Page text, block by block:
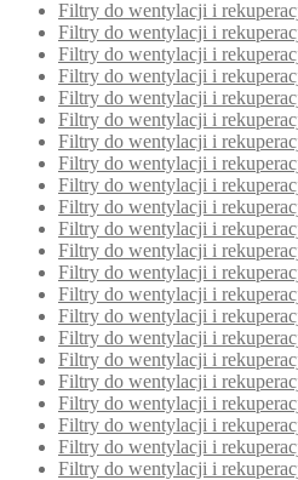
Filtry do wentylacji i
Filtry do wentylacji i
Filtry do wentylacji i
Filtry do wentylacji i
Filtry do wentylacji i
Filtry do wentylacji i
Filtry do wentylacji i
Filtry do wentylacji i
Filtry do wentylacji i
Filtry do wentylacji i
Filtry do wentylacji i
Filtry do wentylacji i
Filtry do wentylacji i
Filtry do wentylacji i
Filtry do wentylacji i
Filtry do wentylacji i
Filtry do wentylacji i
Filtry do wentylacji i
Filtry do wentylacji i
Filtry do wentylacji i
Filtry do wentylacji i
Filtry do wentylacji i